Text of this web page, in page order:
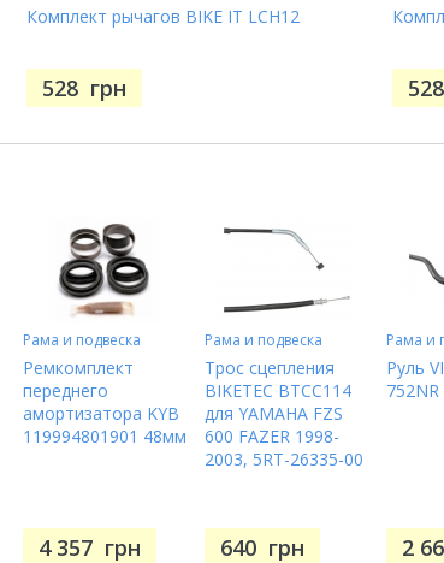
Комплект рычагов BIKE IT LCH12
528 грн 528
Рама и подвеска
Ремкомплект
переднего
амортизатора KYB
119994801901 48мм
4 357 грн
Рама и подвеска
Трос сцепления
BIKETEC BTCC114
для YAMAHA FZS
600 FAZER 1998-
2003, 5RT-26335-00
640 грн
Рама и
Руль
752NR
2